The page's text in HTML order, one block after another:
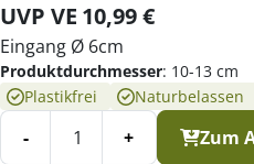
UVP VE 10,99€
Eingang Ø 6cm
Produktdurchmesser: 10-13 cm
Plastikfrei
Naturbelassen
- + Zum